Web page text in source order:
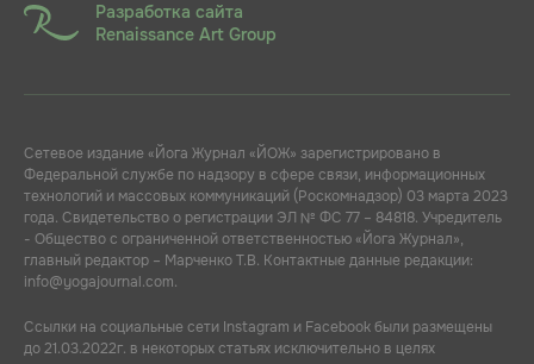
Разработка сайта
Renaissance Art Group
Сетевое издание «Йога Журнал «ЙОЖ» зарегистрировано в
Федеральной службе по надзору в сфере связи, информационных
технологий и массовых коммуникаций (Роскомнадзор) 03 марта 2023
года. Свидетельство о регистрации ЭЛ № ФС 77 – 84818. Учредитель
- Общество с ограниченной ответственностью «Йога Журнал»,
главный редактор – Марченко Т.В. Контактные данные редакции:
info@yogajournal.com.
Ссылки на социальные сети Instagram и Facebook были размещены
до 21.03.2022г. в некоторых статьях исключительно в целях